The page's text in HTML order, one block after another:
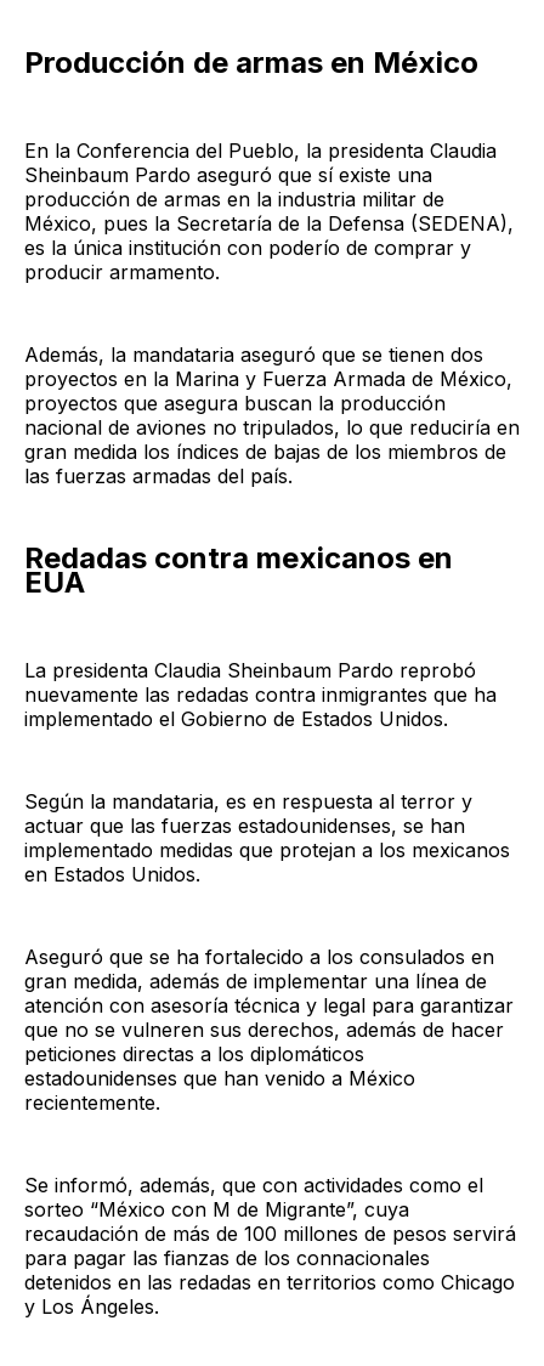
Producción de armas en México
En la Conferencia del Pueblo, la presidenta Claudia
Sheinbaum Pardo aseguró que sí existe una
producción de armas en la industria militar de
México, pues la Secretaría de la Defensa (SEDENA),
es la única institución con poderío de comprar y
producir armamento.
Además, la mandataria aseguró que se tienen dos
proyectos en la Marina y Fuerza Armada de México,
proyectos que asegura buscan la producción
nacional de aviones no tripulados, lo que reduciría en
gran medida los índices de bajas de los miembros de
las fuerzas armadas del país.
Redadas contra mexicanos en
EUA
La presidenta Claudia Sheinbaum Pardo reprobó
nuevamente las redadas contra inmigrantes que ha
implementado el Gobierno de Estados Unidos.
Según la mandataria, es en respuesta al terror y
actuar que las fuerzas estadounidenses, se han
implementado medidas que protejan a los mexicanos
en Estados Unidos.
Aseguró que se ha fortalecido a los consulados en
gran medida, además de implementar una línea de
atención con asesoría técnica y legal para garantizar
que no se vulneren sus derechos, además de hacer
peticiones directas a los diplomáticos
estadounidenses que han venido a México
recientemente.
Se informó, además, que con actividades como el
sorteo “México con M de Migrante”, cuya
recaudación de más de 100 millones de pesos servirá
para pagar las fianzas de los connacionales
detenidos en las redadas en territorios como Chicago
y Los Ángeles.